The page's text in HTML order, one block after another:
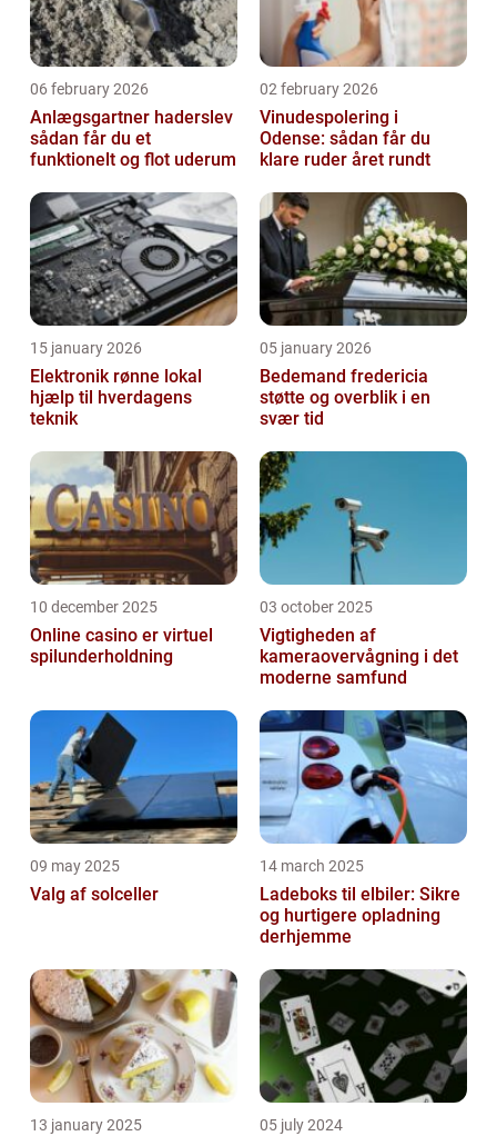
06 february 2026
Anlægsgartner haderslev
sådan får du et
funktionelt og flot uderum
02 february 2026
Vinudespolering i
Odense: sådan får du
klare ruder året rundt
15 january 2026
Elektronik rønne lokal
hjælp til hverdagens
teknik
05 january 2026
Bedemand fredericia
støtte og overblik i en
svær tid
10 december 2025
Online casino er virtuel
spilunderholdning
03 october 2025
Vigtigheden af
kameraovervågning i det
moderne samfund
09 may 2025
Valg af solceller
14 march 2025
Ladeboks til elbiler: Sikre
og hurtigere opladning
derhjemme
13 january 2025 05 july 2024